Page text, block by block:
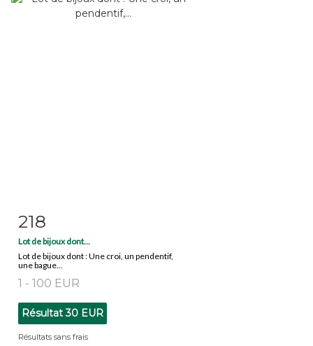
Fiche détaillée
218
Lot de bijoux dont...
Lot de bijoux dont : Une croi, un pendentif,
une bague...
1 - 100 EUR
Résultat30 EUR
Résultats sans frais